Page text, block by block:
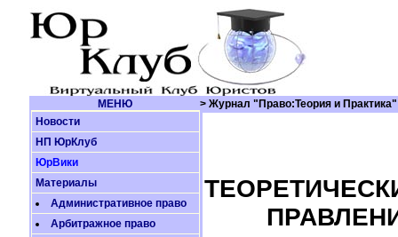
МЕНЮ
> Журнал "Право:Теория и Практика"
Новости
НП ЮрКлуб
ЮрВики
Материалы
Административное право
Арбитражное право